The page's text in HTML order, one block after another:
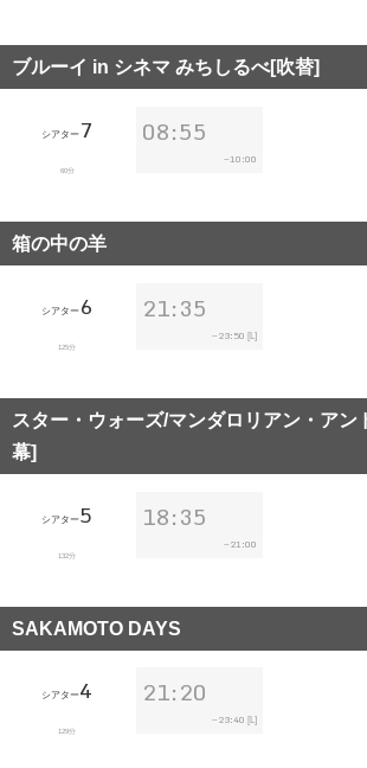
ブルーイ in シネマ みちしるべ[吹替]
シアター 7
60分
08:55
~10:00
箱の中の羊
シアター 6
125分
21:35
~ 23:50 [L]
スター・ウォーズ/マンダロリアン・アン
幕]
シアター5
132分
18:35
~ 21:00
SAKAMOTO DAYS
シアター4
129分
21:20
~ 23:40 [L]